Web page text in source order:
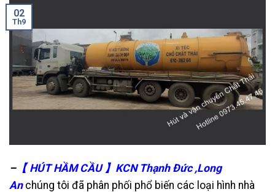
02
Th9
–【 HÚT HẦM CẦU 】KCN Thạnh Đức ,Long
An chúng tôi đã phân phối phổ biến các loại hình nhà